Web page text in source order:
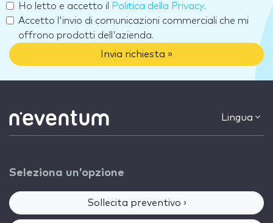
Ho letto e accetto il Politica della Privacy.
Accetto l'invio di comunicazioni commerciali che mi
offrono prodotti dell'azienda.
Invia richiesta »
Lingua
Seleziona un’opzione
Sollecita preventivo ›